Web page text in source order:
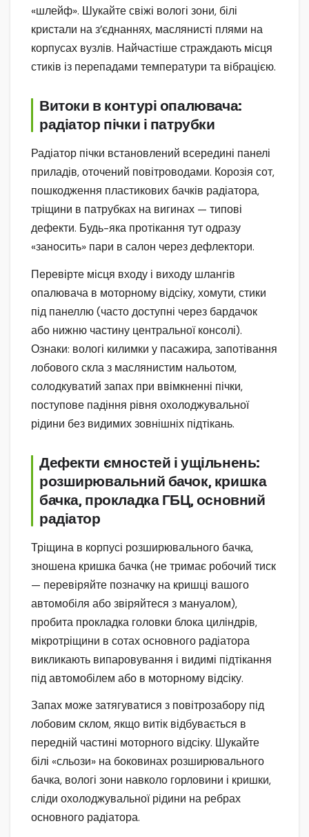
«шлейф». Шукайте свіжі вологі зони, білі
кристали на з’єднаннях, маслянисті плями на
корпусах вузлів. Найчастіше страждають місця
стиків із перепадами температури та вібрацією.
Витоки в контурі опалювача:
радіатор пічки і патрубки
Радіатор пічки встановлений всередині панелі
приладів, оточений повітроводами. Корозія сот,
пошкодження пластикових бачків радіатора,
тріщини в патрубках на вигинах — типові
дефекти. Будь-яка протікання тут одразу
«заносить» пари в салон через дефлектори.
Перевірте місця входу і виходу шлангів
опалювача в моторному відсіку, хомути, стики
під панеллю (часто доступні через бардачок
або нижню частину центральної консолі).
Ознаки: вологі килимки у пасажира, запотівання
лобового скла з маслянистим нальотом,
солодкуватий запах при ввімкненні пічки,
поступове падіння рівня охолоджувальної
рідини без видимих зовнішніх підтікань.
Дефекти ємностей і ущільнень:
розширювальний бачок, кришка
бачка, прокладка ГБЦ, основний
радіатор
Тріщина в корпусі розширювального бачка,
зношена кришка бачка (не тримає робочий тиск
— перевіряйте позначку на кришці вашого
автомобіля або звіряйтеся з мануалом),
пробита прокладка головки блока циліндрів,
мікротріщини в сотах основного радіатора
викликають випаровування і видимі підтікання
під автомобілем або в моторному відсіку.
Запах може затягуватися з повітрозабору під
лобовим склом, якщо витік відбувається в
передній частині моторного відсіку. Шукайте
білі «сльози» на боковинах розширювального
бачка, вологі зони навколо горловини і кришки,
сліди охолоджувальної рідини на ребрах
основного радіатора.